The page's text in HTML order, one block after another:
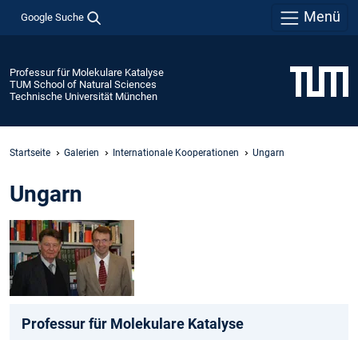
Google Suche Menü
Professur für Molekulare Katalyse
TUM School of Natural Sciences
Technische Universität München
Startseite Galerien Internationale Kooperationen Ungarn
Ungarn
Professur für Molekulare Katalyse